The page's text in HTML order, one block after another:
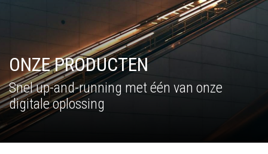
WAT DOEN WIJ
CASES
UP-TO-DATE
ONZE PRODUCTEN
Snel up-and-running met één van onze
digitale oplossing